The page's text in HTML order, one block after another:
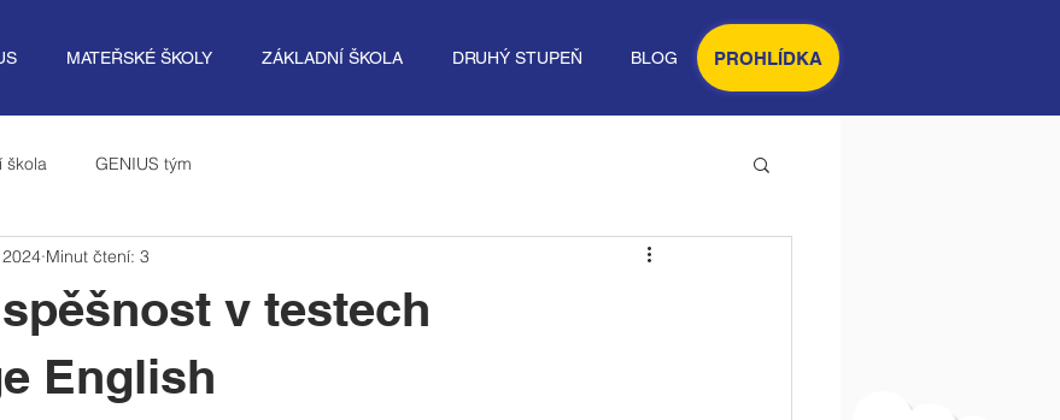
MATEŘSKÉ ŠKOLY ZÁKLADNÍ ŠKOLA DRUHÝ STUPEŇ BLOG PROHLÍDKA
škola GENIUS tým
v testech
English
Minut čtení: 3